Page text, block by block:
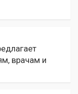
врачам и